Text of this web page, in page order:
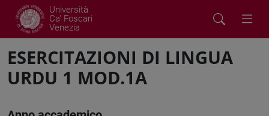
Università
Ca' Foscari
Venezia
ESERCITAZIONI DI LINGUA
URDU 1 MOD.1A